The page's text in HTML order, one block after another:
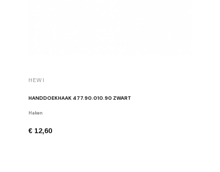
HEWI
HANDDOEKHAAK 477.90.010.90 ZWART
Haken
€ 12,60